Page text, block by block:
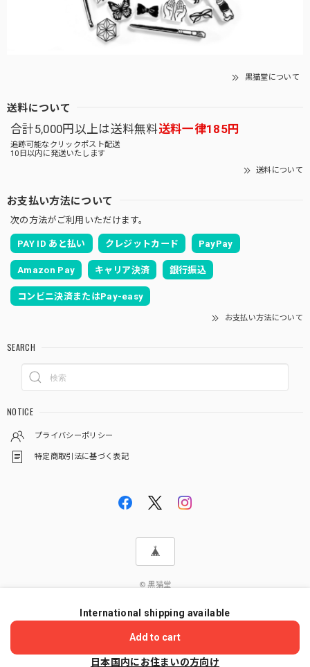
黒猫堂について
送料について
合計5,000円以上は送料無料送料一律185円
追跡可能なクリックポスト配送
10日以内に発送いたします
送料について
お支払い方法について
次の方法がご利用いただけます。
PAY ID あと払い クレジットカード PayPay
Amazon Pay キャリア決済 銀行振込
コンビニ決済またはPay-easy
お支払い方法について
SEARCH
NOTICE
プライバシーポリシー
特定商取引法に基づく表記
© 黒猫堂
International shipping available
Add to cart
日本国内にお住まいの方向け
ショップに質問する